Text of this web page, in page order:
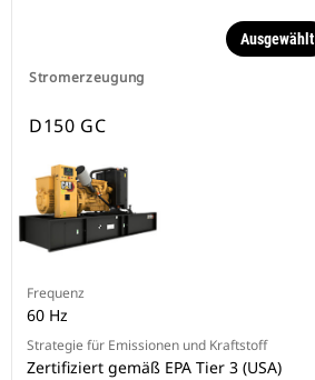
Stromerzeugung
Ausgewählt
D150 GC
Frequenz
60 Hz
Strategie für Emissionen und Kraftstoff
Zertifiziert gemäß EPA Tier 3 (USA)